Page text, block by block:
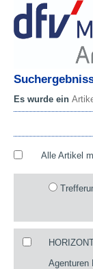
Es wurde ein
Alle Artikel
Agenturen